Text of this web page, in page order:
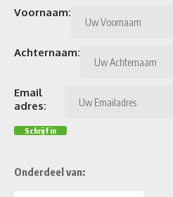
Voornaam:
Achternaam:
Email
adres:
Onderdeel van: